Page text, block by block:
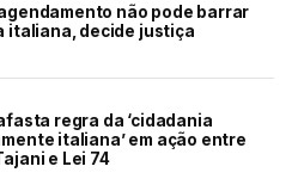
não pode barrar
italiana, decide justiça
regra da ‘cidadania
italiana’ em ação entre
e Lei 74